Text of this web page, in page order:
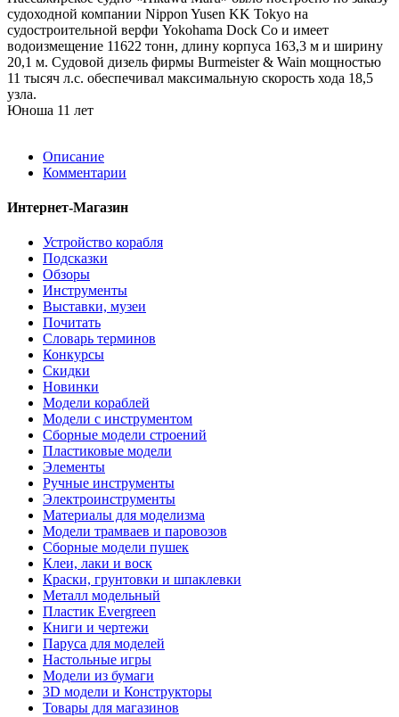
судоходной компании Nippon Yusen KK Tokyo на
судостроительной верфи Yokohama Dock Co и имеет
водоизмещение 11622 тонн, длину корпуса 163,3 м и ширину
20,1 м. Судовой дизель фирмы Burmeister & Wain мощностью
11 тысяч л.с. обеспечивал максимальную скорость хода 18,5
узла.
Юноша 11 лет
Описание
Комментарии
Интернет-Магазин
Устройство корабля
Подсказки
Обзоры
Инструменты
Выставки, музеи
Почитать
Словарь терминов
Конкурсы
Скидки
Новинки
Модели кораблей
Модели с инструментом
Сборные модели строений
Пластиковые модели
Элементы
Ручные инструменты
Электроинструменты
Материалы для моделизма
Модели трамваев и паровозов
Сборные модели пушек
Клеи, лаки и воск
Краски, грунтовки и шпаклевки
Металл модельный
Пластик Evergreen
Книги и чертежи
Паруса для моделей
Настольные игры
Модели из бумаги
3D модели и Конструкторы
Товары для магазинов